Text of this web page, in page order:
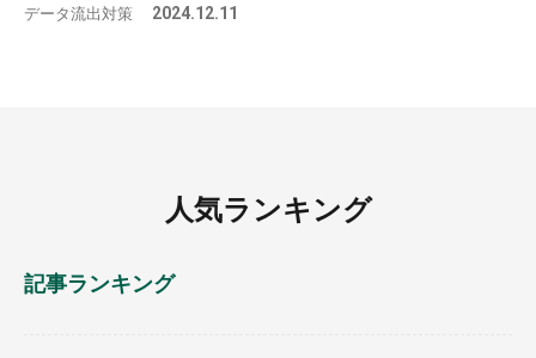
データ流出対策 2024.12.11
人気ランキング
記事ランキング